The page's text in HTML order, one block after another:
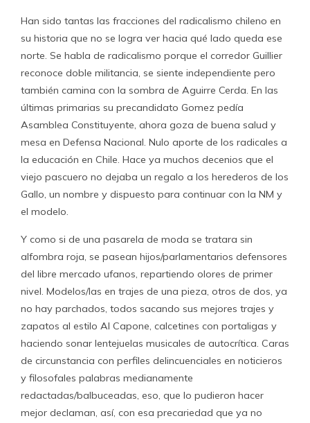
Han sido tantas las fracciones del radicalismo chileno en
su historia que no se logra ver hacia qué lado queda ese
norte. Se habla de radicalismo porque el corredor Guillier
reconoce doble militancia, se siente independiente pero
también camina con la sombra de Aguirre Cerda. En las
últimas primarias su precandidato Gomez pedía
Asamblea Constituyente, ahora goza de buena salud y
mesa en Defensa Nacional. Nulo aporte de los radicales a
la educación en Chile. Hace ya muchos decenios que el
viejo pascuero no dejaba un regalo a los herederos de los
Gallo, un nombre y dispuesto para continuar con la NM y
el modelo.
Y como si de una pasarela de moda se tratara sin
alfombra roja, se pasean hijos/parlamentarios defensores
del libre mercado ufanos, repartiendo olores de primer
nivel. Modelos/las en trajes de una pieza, otros de dos, ya
no hay parchados, todos sacando sus mejores trajes y
zapatos al estilo Al Capone, calcetines con portaligas y
haciendo sonar lentejuelas musicales de autocrítica. Caras
de circunstancia con perfiles delincuenciales en noticieros
y filosofales palabras medianamente
redactadas/balbuceadas, eso, que lo pudieron hacer
mejor declaman, así, con esa precariedad que ya no